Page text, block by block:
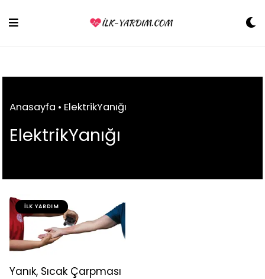
Anasayfa • ElektrikYanığı
ElektrikYanığı
İLK YARDIM
Yanık, Sıcak Çarpması